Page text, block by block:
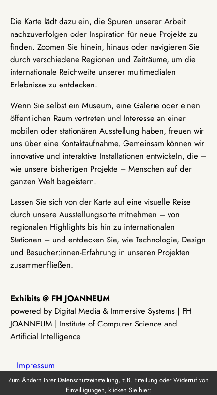
Die Karte lädt dazu ein, die Spuren unserer Arbeit
nachzuverfolgen oder Inspiration für neue Projekte zu
finden. Zoomen Sie hinein, hinaus oder navigieren Sie
durch verschiedene Regionen und Zeiträume, um die
internationale Reichweite unserer multimedialen
Erlebnisse zu entdecken.
Wenn Sie selbst ein Museum, eine Galerie oder einen
öffentlichen Raum vertreten und Interesse an einer
mobilen oder stationären Ausstellung haben, freuen wir
uns über eine Kontaktaufnahme. Gemeinsam können wir
innovative und interaktive Installationen entwickeln, die –
wie unsere bisherigen Projekte – Menschen auf der
ganzen Welt begeistern.
Lassen Sie sich von der Karte auf eine visuelle Reise
durch unsere Ausstellungsorte mitnehmen – von
regionalen Highlights bis hin zu internationalen
Stationen – und entdecken Sie, wie Technologie, Design
und Besucher:innen-Erfahrung in unseren Projekten
zusammenfließen.
Exhibits @ FH JOANNEUM
powered by Digital Media & Immersive Systems | FH
JOANNEUM | Institute of Computer Science and
Artificial Intelligence
Impressum
Zum Ändern Ihrer Datenschutzeinstellung, z.B. Erteilung oder Widerruf von
Einwilligungen, klicken Sie hier: